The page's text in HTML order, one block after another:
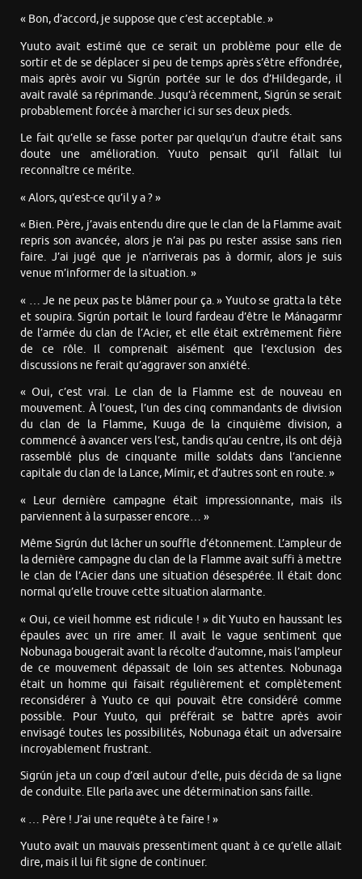
« Bon, d’accord, je suppose que c’est acceptable. »
Yuuto avait estimé que ce serait un problème pour elle de
sortir et de se déplacer si peu de temps après s’être effondrée,
mais après avoir vu Sigrún portée sur le dos d’Hildegarde, il
avait ravalé sa réprimande. Jusqu’à récemment, Sigrún se serait
probablement forcée à marcher ici sur ses deux pieds.
Le fait qu’elle se fasse porter par quelqu’un d’autre était sans
doute une amélioration. Yuuto pensait qu’il fallait lui
reconnaître ce mérite.
« Alors, qu’est-ce qu’il y a ? »
« Bien. Père, j’avais entendu dire que le clan de la Flamme avait
repris son avancée, alors je n’ai pas pu rester assise sans rien
faire. J’ai jugé que je n’arriverais pas à dormir, alors je suis
venue m’informer de la situation. »
« … Je ne peux pas te blâmer pour ça. » Yuuto se gratta la tête
et soupira. Sigrún portait le lourd fardeau d’être le Mánagarmr
de l’armée du clan de l’Acier, et elle était extrêmement fière
de ce rôle. Il comprenait aisément que l’exclusion des
discussions ne ferait qu’aggraver son anxiété.
« Oui, c’est vrai. Le clan de la Flamme est de nouveau en
mouvement. À l’ouest, l’un des cinq commandants de division
du clan de la Flamme, Kuuga de la cinquième division, a
commencé à avancer vers l’est, tandis qu’au centre, ils ont déjà
rassemblé plus de cinquante mille soldats dans l’ancienne
capitale du clan de la Lance, Mímir, et d’autres sont en route. »
« Leur dernière campagne était impressionnante, mais ils
parviennent à la surpasser encore… »
Même Sigrún dut lâcher un souffle d’étonnement. L’ampleur de
la dernière campagne du clan de la Flamme avait suffi à mettre
le clan de l’Acier dans une situation désespérée. Il était donc
normal qu’elle trouve cette situation alarmante.
« Oui, ce vieil homme est ridicule ! » dit Yuuto en haussant les
épaules avec un rire amer. Il avait le vague sentiment que
Nobunaga bougerait avant la récolte d’automne, mais l’ampleur
de ce mouvement dépassait de loin ses attentes. Nobunaga
était un homme qui faisait régulièrement et complètement
reconsidérer à Yuuto ce qui pouvait être considéré comme
possible. Pour Yuuto, qui préférait se battre après avoir
envisagé toutes les possibilités, Nobunaga était un adversaire
incroyablement frustrant.
Sigrún jeta un coup d’œil autour d’elle, puis décida de sa ligne
de conduite. Elle parla avec une détermination sans faille.
« … Père ! J’ai une requête à te faire ! »
Yuuto avait un mauvais pressentiment quant à ce qu’elle allait
dire, mais il lui fit signe de continuer.